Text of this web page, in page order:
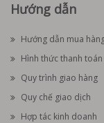
Hướng dẫn
Hướng dẫn mua
Hình thức thanh toán
Quy trình giao hàng
Quy chế giao dịch
Hợp tác kinh doanh